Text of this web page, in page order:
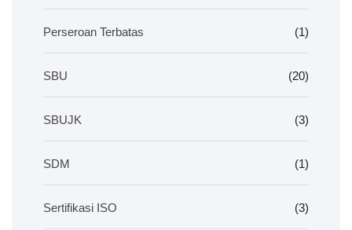
Perseroan Terbatas (1)
SBU (20)
SBUJK (3)
SDM (1)
Sertifikasi ISO (3)